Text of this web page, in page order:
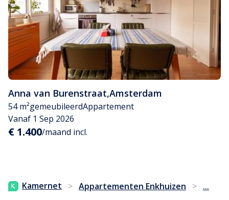
Anna van Burenstraat,Amsterdam
54 m²gemeubileerdAppartement
Vanaf 1 Sep 2026
€ 1.400/maand incl.
Kamernet > Appartementen Enkhuizen > ...